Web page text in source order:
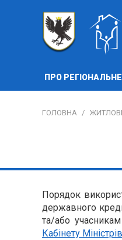
ПРО
ГОЛОВНА /
Порядок
державного
та/або
Кабінету